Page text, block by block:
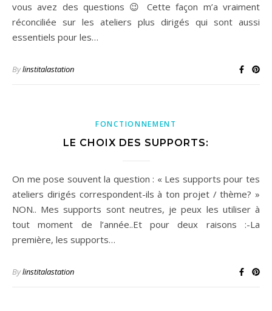
vous avez des questions 😉 Cette façon m’a vraiment
réconciliée sur les ateliers plus dirigés qui sont aussi
essentiels pour les…
Bylinstitalastation
FONCTIONNEMENT
LE CHOIX DES SUPPORTS:
On me pose souvent la question : « Les supports pour tes
ateliers dirigés correspondent-ils à ton projet / thème? »
NON.. Mes supports sont neutres, je peux les utiliser à
tout moment de l’année..Et pour deux raisons :-La
première, les supports…
Bylinstitalastation